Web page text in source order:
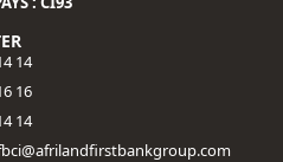
14
16​
14